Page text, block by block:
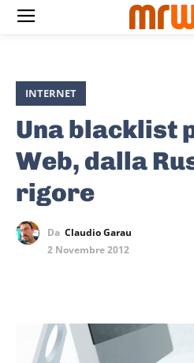
INTERNET
Una blacklist
Web, dalla
rigore
Da Claudio Garau
2 Novembre 2012